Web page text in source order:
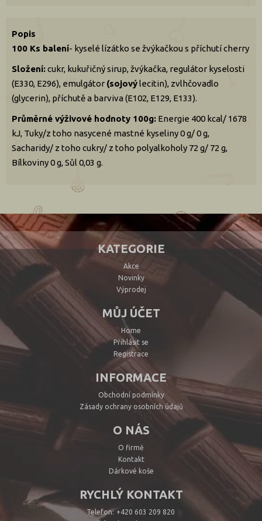
Popis
100 Ks balení- kyselé lízátko se žvýkačkou s příchutí cherry
Složení:cukr, kukuřičný sirup, žvýkačka, regulátor kyselosti
(E330, E296), emulgátor (sojovýlecitin), zvlhčovadlo
(glycerin), příchutě a barviva (E102, E129, E133).
Průměrné výživové hodnoty 100g: Energie 400 kcal/ 1678
kJ, Tuky/z toho nasycené mastné kyseliny 0 g/ 0 g,
Sacharidy/ z toho cukry/ z toho polyalkoholy 72 g/ 72 g,
Bílkoviny 0 g, Sůl 0,03 g.
KATEGORIE
Akce
Novinky
Výprodej
MŮJ ÚČET
Home
Přihlásit se
Registrace
INFORMACE
Obchodní podmínky
Zásady ochrany osobních údajů
O NÁS
O firmě
Kontakt
Dárkové koše
RYCHLÝ KONTAKT
Telefon: +420 603 209 820